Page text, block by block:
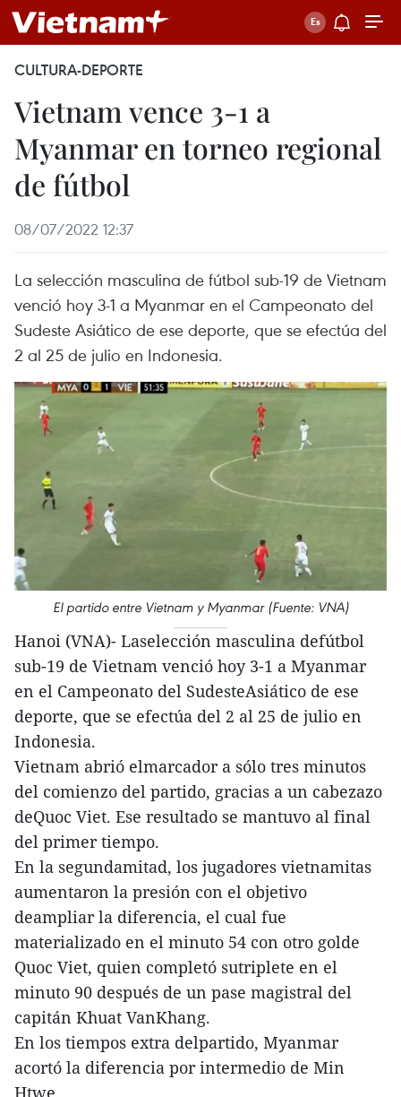
CULTURA-DEPORTE
Vietnam vence 3-1 a
Myanmar en torneo regional
de fútbol
08/07/2022 12:37
La selección masculina de fútbol sub-19 de Vietnam
venció hoy 3-1 a Myanmar en el Campeonato del
Sudeste Asiático de ese deporte, que se efectúa del
2 al 25 de julio en Indonesia.
El partido entre Vietnam y Myanmar (Fuente: VNA)
Hanoi (VNA)- Laselección masculina defútbol
sub-19 de Vietnam venció hoy 3-1 a Myanmar
en el Campeonato del SudesteAsiático de ese
deporte, que se efectúa del 2 al 25 de julio en
Indonesia.
Vietnam abrió elmarcador a sólo tres minutos
del comienzo del partido, gracias a un cabezazo
deQuoc Viet. Ese resultado se mantuvo al final
del primer tiempo.
En la segundamitad, los jugadores vietnamitas
aumentaron la presión con el objetivo
deampliar la diferencia, el cual fue
materializado en el minuto 54 con otro golde
Quoc Viet, quien completó sutriplete en el
minuto 90 después de un pase magistral del
capitán Khuat VanKhang.
En los tiempos extra delpartido, Myanmar
acortó la diferencia por intermedio de Min